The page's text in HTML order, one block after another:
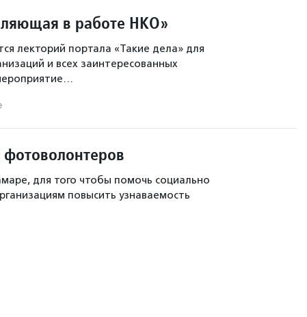
в работе НКО»
лекторий портала «Такие дела» для
и всех заинтересованных
для того чтобы помочь социально
повысить узнаваемость